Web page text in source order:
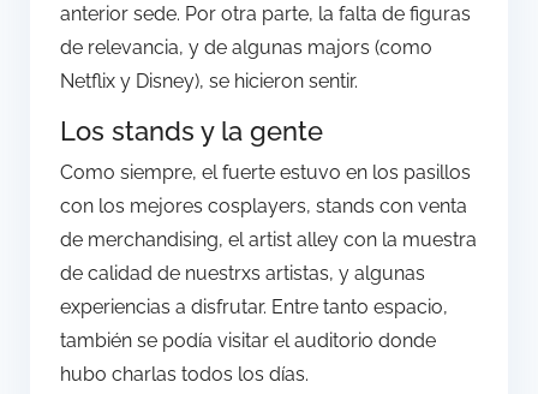
anterior sede. Por otra parte, la falta de figuras
de relevancia, y de algunas majors (como
Netflix y Disney), se hicieron sentir.
Los stands y la gente
Como siempre, el fuerte estuvo en los pasillos
con los mejores cosplayers, stands con venta
de merchandising, el artist alley con la muestra
de calidad de nuestrxs artistas, y algunas
experiencias a disfrutar. Entre tanto espacio,
también se podía visitar el auditorio donde
hubo charlas todos los días.